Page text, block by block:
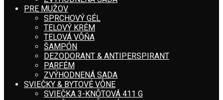
PRE MUŽOV
SPRCHOVÝ GÉL
TELOVÝ KRÉM
TELOVÁ VÔŇA
ŠAMPÓN
DEZODORANT & ANTIPERSPIRANT
PARFÉM
ZVÝHODNENÁ SADA
SVIEČKY & BYTOVÉ VÔNE
SVIEČKA 3-KNÔTOVÁ 411 G